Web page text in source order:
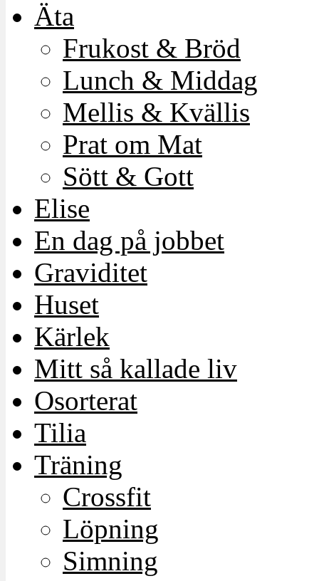
Äta
Frukost & Bröd
Lunch & Middag
Mellis & Kvällis
Prat om Mat
Sött & Gott
Elise
En dag på jobbet
Graviditet
Huset
Kärlek
Mitt så kallade liv
Osorterat
Tilia
Träning
Crossfit
Löpning
Simning